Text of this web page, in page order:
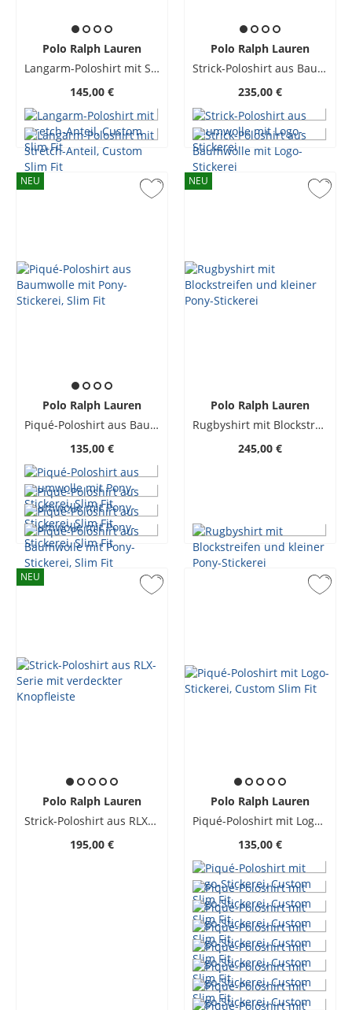
Polo Ralph Lauren
Langarm-Poloshirt mit Stretch-Anteil, Custom Slim Fit
145,00 €
Polo Ralph Lauren
Strick-Poloshirt aus Baumwolle mit Logo-Stickerei
235,00 €
NEU
Polo Ralph Lauren
Piqué-Poloshirt aus Baumwolle mit Pony-Stickerei, Slim Fit
135,00 €
NEU
Polo Ralph Lauren
Rugbyshirt mit Blockstreifen und kleiner Pony-Stickerei
245,00 €
NEU
Polo Ralph Lauren
Strick-Poloshirt aus RLX-Serie mit verdeckter Knopfleiste
195,00 €
Polo Ralph Lauren
Piqué-Poloshirt mit Logo-Stickerei, Custom Slim Fit
135,00 €